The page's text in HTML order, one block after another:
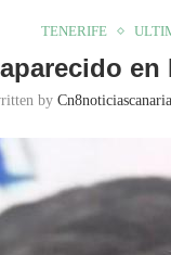
TENERIFE
by